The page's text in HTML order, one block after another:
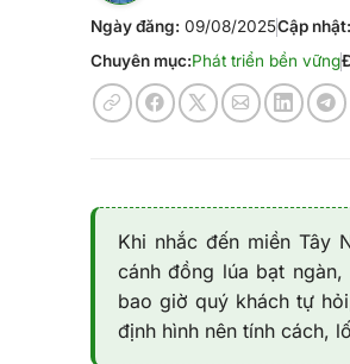
Ngày đăng: 09/08/2025Cập nhật:
Chuyên mục:Phát triển bền vững
Khi nhắc đến miền Tây
cánh đồng lúa bạt
bao giờ quý khách tự
định hình nên tính cách,